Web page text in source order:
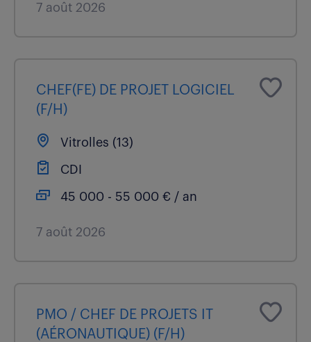
7 août 2026
CHEF(FE) DE PROJET LOGICIEL
(F/H)
Vitrolles (13)
CDI
45 000 - 55 000 € / an
7 août 2026
PMO / CHEF DE PROJETS IT
(AÉRONAUTIQUE) (F/H)